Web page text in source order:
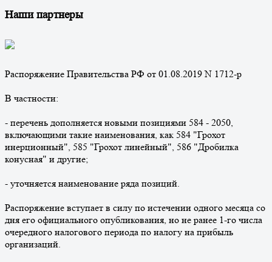
Наши партнеры
Распоряжение Правительства РФ от 01.08.2019 N 1712-р
В частности:
- перечень дополняется новыми позициями 584 - 2050,
включающими такие наименования, как 584 "Грохот
инерционный", 585 "Грохот линейный", 586 "Дробилка
конусная" и другие;
- уточняется наименование ряда позиций.
Распоряжение вступает в силу по истечении одного месяца со
дня его официального опубликования, но не ранее 1-го числа
очередного налогового периода по налогу на прибыль
организаций.